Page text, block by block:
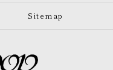
Sitemap